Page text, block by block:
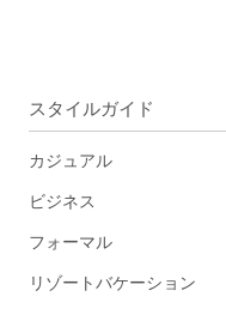
スタイルガイド
カジュアル
ビジネス
フォーマル
リゾートバケーション